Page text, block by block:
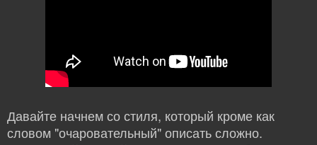
Давайте начнем со стиля, который кроме как
словом "очаровательный" описать сложно.